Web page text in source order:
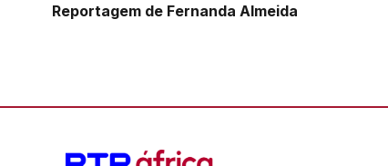
Reportagem de Fernanda Almeida